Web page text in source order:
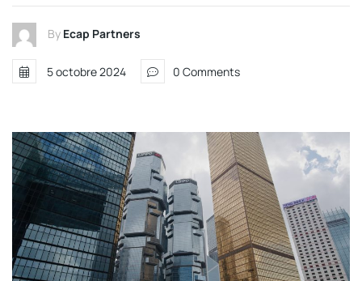
By Ecap Partners
5 octobre 2024 0 Comments